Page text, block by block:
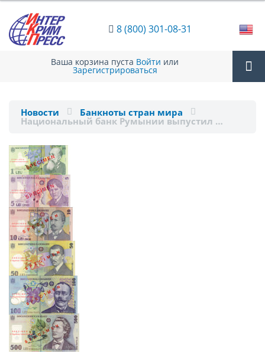
8 (800) 301-08-31
Ваша корзина пуста Войти или
Зарегистрироваться
Новости Банкноты стран мира
Национальный банк Румынии выпустил …